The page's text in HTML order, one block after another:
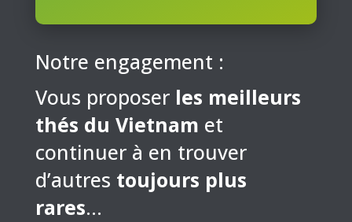
Notre engagement :
Vous proposer les meilleurs
thés du Vietnam et
continuer à en trouver
d’autres toujours plus
rares…